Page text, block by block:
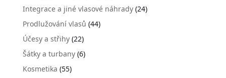
Integrace a jiné vlasové náhrady(24)
Prodlužování vlasů (44)
Účesy a střihy(22)
Šátky a turbany(6)
Kosmetika (55)